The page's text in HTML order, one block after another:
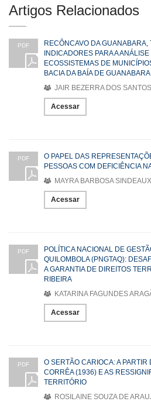
Artigos Relacionados
PDF
RECÔNCAVO DA GUANABARA,
INDICADORES PARA A
ECOSSISTEMAS DE
BACIA DA BAÍA DE
JAIR BEZERRA DOS
Acessar
PDF
O PAPEL DAS
PESSOAS COM DEFICIÊNCIA
MAYRA BARBOSA
Acessar
PDF
POLÍTICA NACIONAL DE
QUILOMBOLA (PNGTAQ):
A GARANTIA DE DIREITOS
RIBEIRA
KATARINA FAGUNDES
Acessar
PDF
O SERTÃO CARIOCA: A
CORRÊA (1936) E AS
TERRITÓRIO
ROSILAINE SOUZA DE